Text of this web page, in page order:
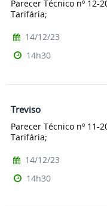
Parecer Técnico nº 12-
Tarifária;
14/12/23
14h30
Treviso
Parecer Técnico nº 11-
Tarifária;
14/12/23
14h30